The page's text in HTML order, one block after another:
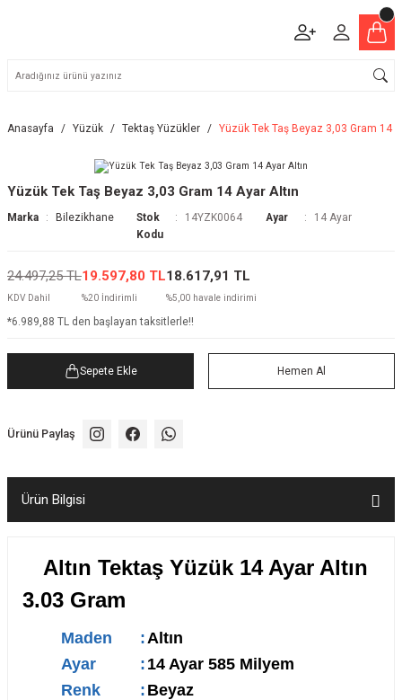
Anasayfa Yüzük Tektaş Yüzükler Yüzük Tek Taş Beyaz 3,03 Gram 14
Yüzük Tek Taş Beyaz 3,03 Gram 14 Ayar Altın
Marka Bilezikhane
Stok
Kodu
14YZK0064 Ayar 14 Ayar
24.497,25 TL
KDV Dahil
19.597,80 TL
%20 İndirimli
18.617,91 TL
%5,00 havale indirimi
*6.989,88 TL den başlayan taksitlerle!!
Sepete Ekle Hemen Al
Ürünü Paylaş
Ürün Bilgisi
Altın Tektaş Yüzük 14 Ayar Altın
3.03 Gram
Maden :Altın
Ayar
: 14 Ayar 585 Milyem
Renk
: Beyaz